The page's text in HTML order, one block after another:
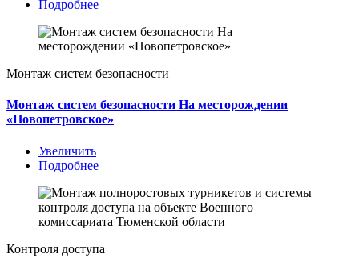
Подробнее
Монтаж систем безопасности
Монтаж систем безопасности На месторождении
«Новопетровское»
Увеличить
Подробнее
Контроля доступа